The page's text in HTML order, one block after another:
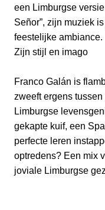
een Limburgse
Señor”, zijn muziek
feestelijke ambiance.
Zijn stijl en imago
Franco Galán is
zweeft ergens
Limburgse
gekapte kuif, een
perfecte leren
optredens? Een mix
joviale Limburgse